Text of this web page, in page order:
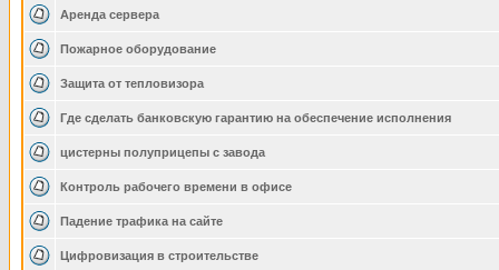
Аренда сервера
Пожарное оборудование
Защита от тепловизора
Где сделать банковскую гарантию на обеспечение исполнения
цистерны полуприцепы с завода
Контроль рабочего времени в офисе
Падение трафика на сайте
Цифровизация в строительстве